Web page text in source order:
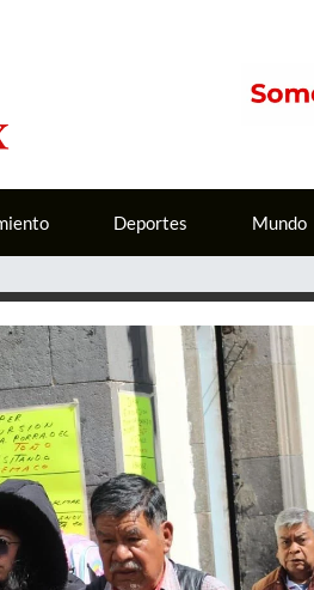
Deportes Mundo